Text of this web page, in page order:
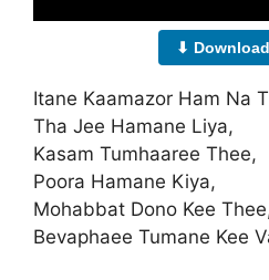
⬇
Itane Kaamazor Ham Na
Tha Jee Hamane Liya,
Kasam Tumhaaree Thee,
Poora Hamane Kiya,
Mohabbat Dono Kee
Bevaphaee Tumane Kee